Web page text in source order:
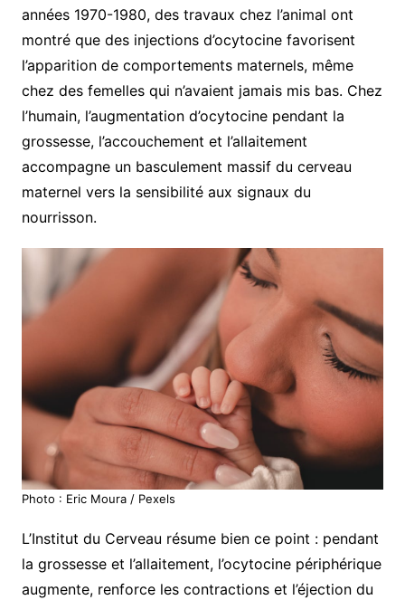
années 1970-1980, des travaux chez l’animal ont
montré que des injections d’ocytocine favorisent
l’apparition de comportements maternels, même
chez des femelles qui n’avaient jamais mis bas. Chez
l’humain, l’augmentation d’ocytocine pendant la
grossesse, l’accouchement et l’allaitement
accompagne un basculement massif du cerveau
maternel vers la sensibilité aux signaux du
nourrisson.
Photo : Eric Moura / Pexels
L’Institut du Cerveau résume bien ce point : pendant
la grossesse et l’allaitement, l’ocytocine périphérique
augmente, renforce les contractions et l’éjection du